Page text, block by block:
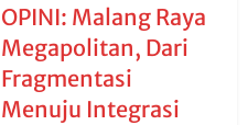
OPINI: Malang Raya
Megapolitan, Dari
Fragmentasi
Menuju Integrasi